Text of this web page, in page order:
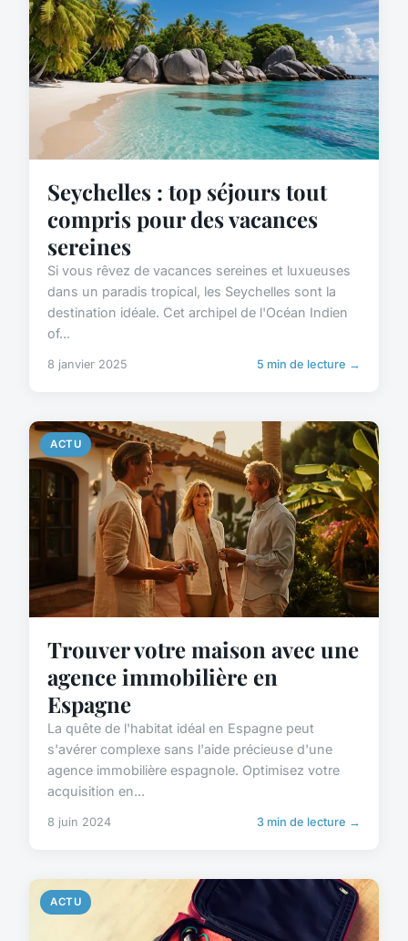
Seychelles : top séjours tout
compris pour des vacances
sereines
Si vous rêvez de vacances sereines et luxueuses
dans un paradis tropical, les Seychelles sont la
destination idéale. Cet archipel de l'Océan Indien
of...
8 janvier 2025 5 min de lecture →
ACTU
Trouver votre maison avec une
agence immobilière en
Espagne
La quête de l'habitat idéal en Espagne peut
s'avérer complexe sans l'aide précieuse d'une
agence immobilière espagnole. Optimisez votre
acquisition en...
8 juin 2024 3 min de lecture →
ACTU